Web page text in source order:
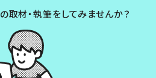
取材・執筆をしてみませんか？